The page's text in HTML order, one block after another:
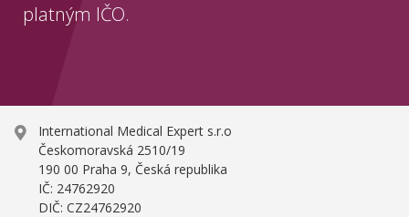
platným IČO.
International Medical Expert s.r.o
Českomoravská 2510/19
190 00 Praha 9, Česká republika
IČ: 24762920
DIČ: CZ24762920